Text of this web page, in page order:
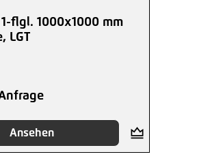
flgl. 1000x1000 mm
LGT
Ansehen